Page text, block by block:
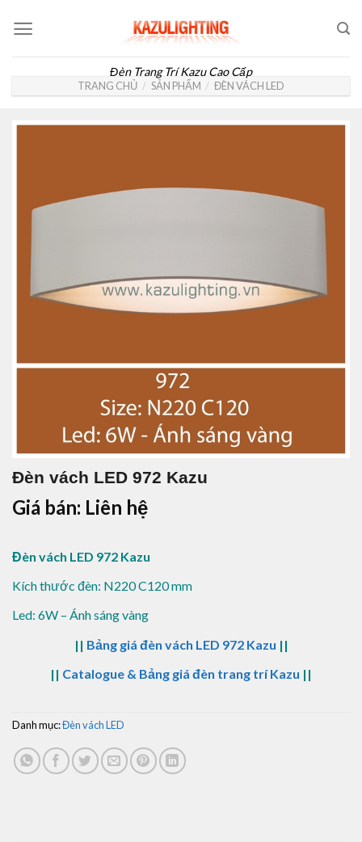
Đèn Trang Trí Kazu Cao Cấp
TRANG CHỦ / SẢN PHẨM / ĐÈN VÁCH LED
Đèn vách LED 972 Kazu
Giá bán: Liên hệ
Đèn vách LED 972 Kazu
Kích thước đèn: N220 C120 mm
Led: 6W – Ánh sáng vàng
|| Bảng giá đèn vách LED 972 Kazu ||
|| Catalogue & Bảng giá đèn trang trí Kazu ||
Danh mục:Đèn vách LED